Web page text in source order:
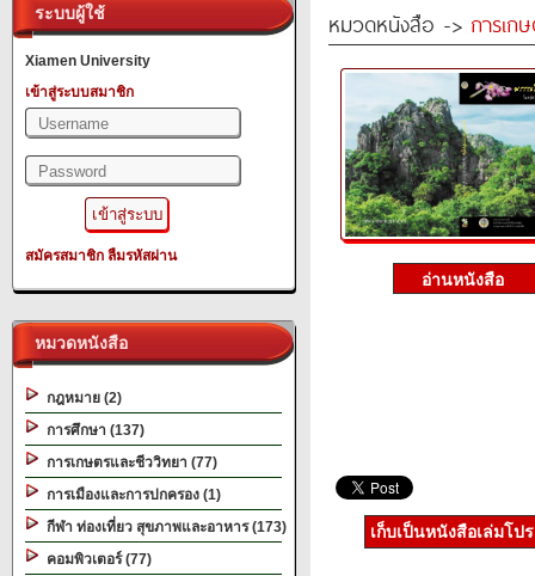
ระบบผู้ใช้
Xiamen University
เข้าสู่ระบบสมาชิก
สมัครสมาชิก ลืมรหัสผ่าน
หมวดหนังสือ
กฎหมาย (2)
การศึกษา (137)
การเกษตรและชีววิทยา (77)
การเมืองและการปกครอง (1)
กีฬา ท่องเที่ยว สุขภาพและอาหาร (173)
คอมพิวเตอร์ (77)
หมวดหนังสือ -> การเก
เก็บเป็นหนังสือเล่มโป